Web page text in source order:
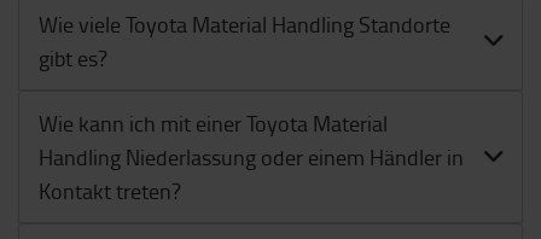
Wie viele Toyota Material Handling Standorte
gibt es?
Wie kann ich mit einer Toyota Material
Handling Niederlassung oder einem Händler in
Kontakt treten?